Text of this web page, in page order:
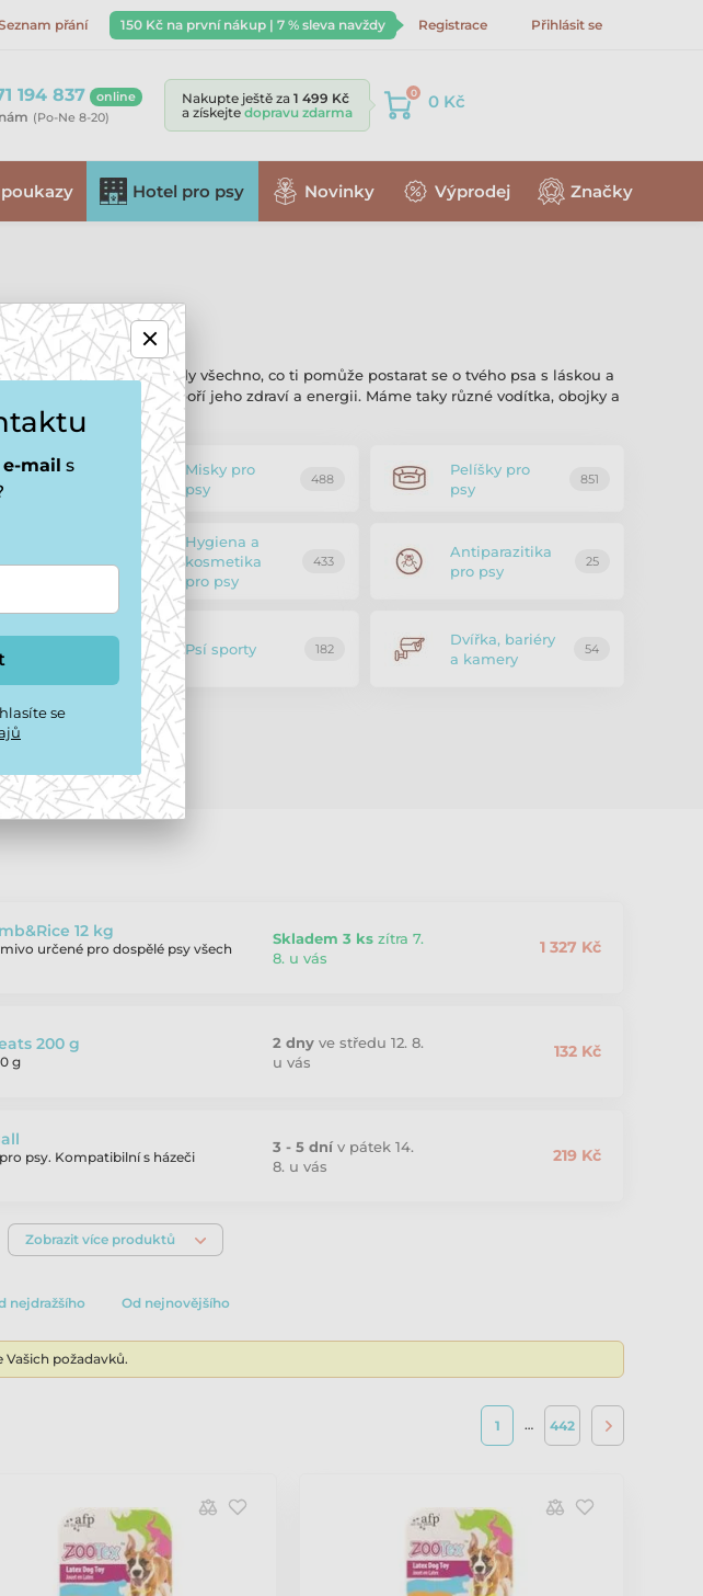
přání 150 Kč na první nákup | 7 % sleva navždy Registrace Přihlásit se
194 837 online
(Po-Ne 8-20)
Nakupte ještě za 1 499 Kč
a získejte dopravu zdarma
0 0 Kč
Hotel pro psy Novinky Výprodej Značky
tu správně. Najdeš tady všechno, co ti pomůže postarat se o tvého psa s láskou a
krmivo, které podpoří jeho zdraví a energii. Máme taky různé vodítka, obojky a
potřebuje!
Misky pro
psy
488
Pelíšky pro
psy
851
971
Hygiena a
kosmetika
pro psy
433
Antiparazitika
pro psy
25
Psí sporty 182
Dvířka, bariéry
a kamery
54
12 kg
určené pro dospělé psy všech
Skladem 3 ks zítra 7.
8. u vás
1 327 Kč
200 g
g
2 dny ve středu 12. 8.
u vás
132 Kč
psy. Kompatibilní s házeči
3 - 5 dní v pátek 14.
8. u vás
219 Kč
Zobrazit více produktů
nejdražšího Od nejnovějšího
požadavků.
1 … 442
mail s
se